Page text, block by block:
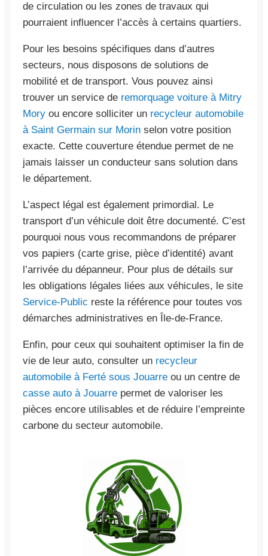
de circulation ou les zones de travaux qui
pourraient influencer l’accès à certains quartiers.
Pour les besoins spécifiques dans d’autres
secteurs, nous disposons de solutions de
mobilité et de transport. Vous pouvez ainsi
trouver un service de remorquage voiture à Mitry
Mory ou encore solliciter un recycleur automobile
à Saint Germain sur Morin selon votre position
exacte. Cette couverture étendue permet de ne
jamais laisser un conducteur sans solution dans
le département.
L’aspect légal est également primordial. Le
transport d’un véhicule doit être documenté. C’est
pourquoi nous vous recommandons de préparer
vos papiers (carte grise, pièce d’identité) avant
l’arrivée du dépanneur. Pour plus de détails sur
les obligations légales liées aux véhicules, le site
Service-Public reste la référence pour toutes vos
démarches administratives en Île-de-France.
Enfin, pour ceux qui souhaitent optimiser la fin de
vie de leur auto, consulter un recycleur
automobile à Ferté sous Jouarre ou un centre de
casse auto à Jouarre permet de valoriser les
pièces encore utilisables et de réduire l’empreinte
carbone du secteur automobile.